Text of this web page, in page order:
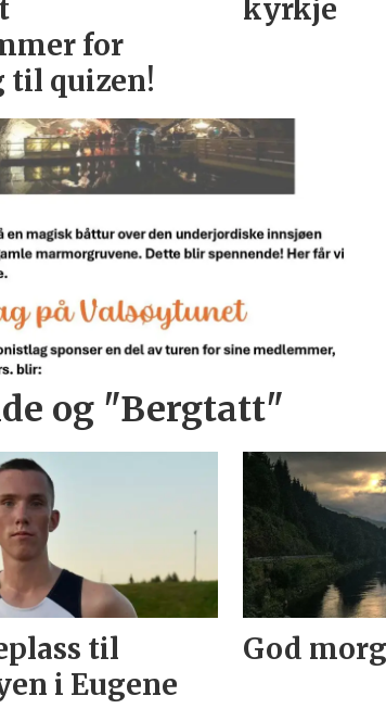
for
til quizen!
kyrkje
og "Bergtatt"
til
i Eugene
God